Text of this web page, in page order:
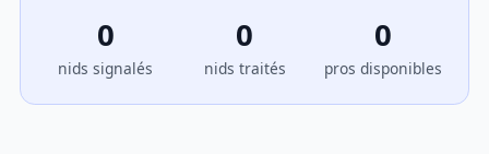
0
nids signalés
0
nids traités
0
pros disponibles